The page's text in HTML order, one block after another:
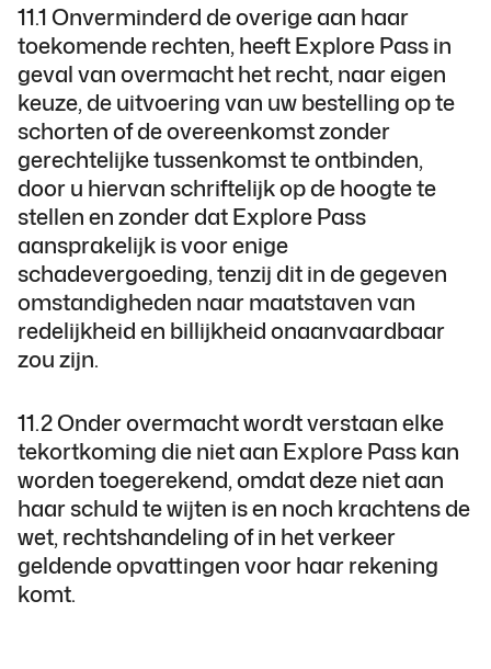
11.1 Onverminderd de overige aan haar
toekomende rechten, heeft Explore Pass in
geval van overmacht het recht, naar eigen
keuze, de uitvoering van uw bestelling op te
schorten of de overeenkomst zonder
gerechtelijke tussenkomst te ontbinden,
door u hiervan schriftelijk op de hoogte te
stellen en zonder dat Explore Pass
aansprakelijk is voor enige
schadevergoeding, tenzij dit in de gegeven
omstandigheden naar maatstaven van
redelijkheid en billijkheid onaanvaardbaar
zou zijn.
11.2 Onder overmacht wordt verstaan elke
tekortkoming die niet aan Explore Pass kan
worden toegerekend, omdat deze niet aan
haar schuld te wijten is en noch krachtens de
wet, rechtshandeling of in het verkeer
geldende opvattingen voor haar rekening
komt.